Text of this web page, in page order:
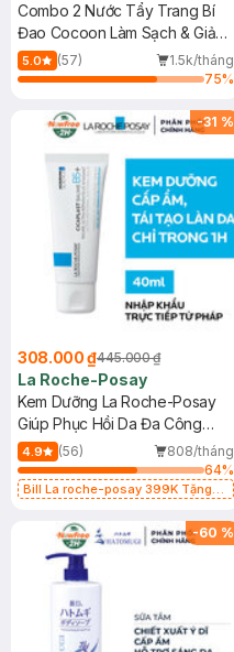
Combo 2 Nước Tẩy Trang Bí
Đao Cocoon Làm Sạch & Giảm
Dầu 500ml
5.0 (57)
1.5k/tháng
75%
-31 %
308.000 ₫445.000 ₫
La Roche-Posay
Kem Dưỡng La Roche-Posay
Giúp Phục Hồi Da Đa Công
Dụng 40ml
4.9 (56)
808/tháng
64%
Bill La roche-posay 399K Tặng
(SL có hạn)
-60 %